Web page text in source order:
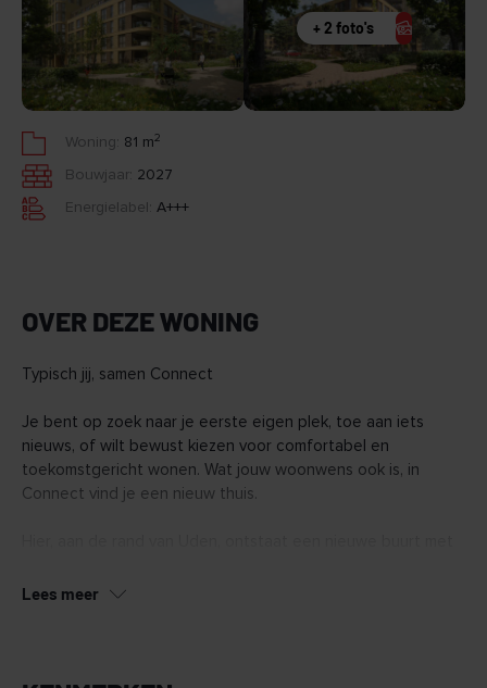
+ 2 foto's
Woning: 81 m 2
Bouwjaar: 2027
Energielabel: A+++
OVER DEZE WONING
Typisch jij, samen Connect
Je bent op zoek naar je eerste eigen plek, toe aan iets
nieuws, of wilt bewust kiezen voor comfortabel en
toekomstgericht wonen. Wat jouw woonwens ook is, in
Connect vind je een nieuw thuis.
penthouses en een aantal grondgebonden woningen.
Lees meer